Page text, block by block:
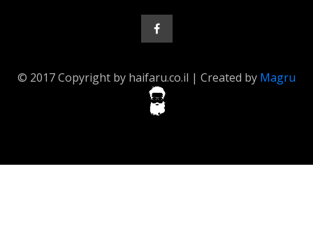
© 2017 Copyright by haifaru.co.il | Created by Magru